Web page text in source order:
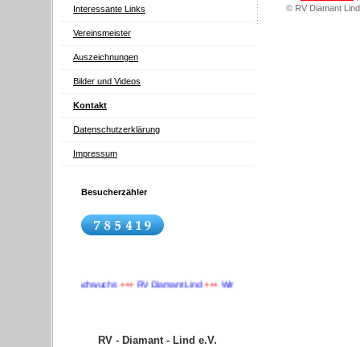
Interessante Links
Vereinsmeister
Auszeichnungen
Bilder und Videos
Kontakt
Datenschutzerklärung
Impressum
Besucherzähler
Wir suchen Nachwuchs+++RV Diamant Lind+++Wir suchen Nachwuchs
RV - Diamant - Lind e.V.
© RV Diamant